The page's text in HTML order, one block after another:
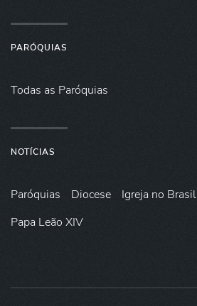
PARÓQUIAS
Todas as Paróquias
NOTÍCIAS
Paróquias Diocese Igreja no Brasil
Papa Leão XIV